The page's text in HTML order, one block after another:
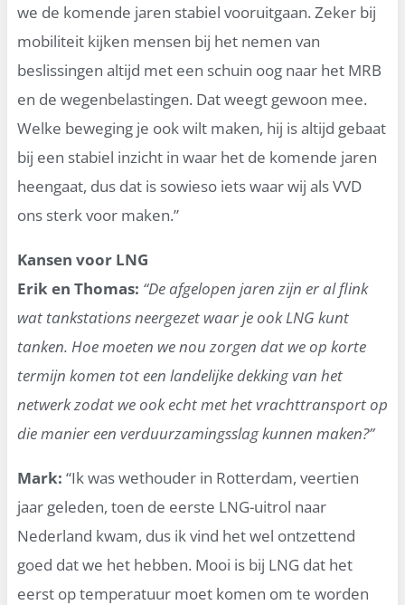
we de komende jaren stabiel vooruitgaan. Zeker bij
mobiliteit kijken mensen bij het nemen van
beslissingen altijd met een schuin oog naar het MRB
en de wegenbelastingen. Dat weegt gewoon mee.
Welke beweging je ook wilt maken, hij is altijd gebaat
bij een stabiel inzicht in waar het de komende jaren
heengaat, dus dat is sowieso iets waar wij als VVD
ons sterk voor maken.”
Kansen voor LNG
Erik en Thomas: “De afgelopen jaren zijn er al flink
wat tankstations neergezet waar je ook LNG kunt
tanken. Hoe moeten we nou zorgen dat we op korte
termijn komen tot een landelijke dekking van het
netwerk zodat we ook echt met het vrachttransport op
die manier een verduurzamingsslag kunnen maken?”
Mark: “Ik was wethouder in Rotterdam, veertien
jaar geleden, toen de eerste LNG-uitrol naar
Nederland kwam, dus ik vind het wel ontzettend
goed dat we het hebben. Mooi is bij LNG dat het
eerst op temperatuur moet komen om te worden